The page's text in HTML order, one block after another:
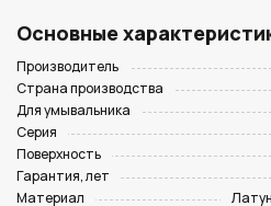
Основные
Производитель
Страна производства
Для умывальника
Серия
Поверхность
Гарантия, лет
Материал